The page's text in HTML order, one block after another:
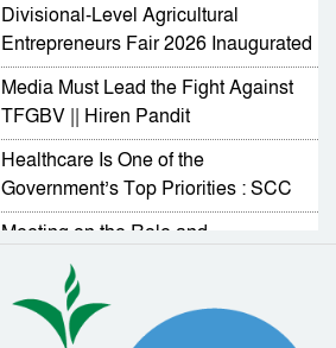
Divisional-Level Agricultural
Entrepreneurs Fair 2026 Inaugurated
in Sylhet
Media Must Lead the Fight Against
TFGBV || Hiren Pandit
Healthcare Is One of the
Government’s Top Priorities : SCC
Administrator
Meeting on the Role and
Responsibilities of NGOs in
Activating Village Courts
RAB Arrests Murder Case Accused
from Companiganj